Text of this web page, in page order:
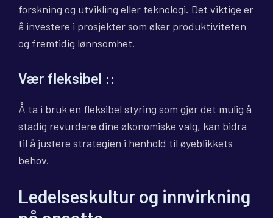
forskning og utvikling eller teknologi. Det viktige er
å investere i prosjekter som øker produktiviteten
og fremtidig lønnsomhet.
Vær fleksibel ::
Å ta i bruk en fleksibel styring som gjør det mulig å
stadig revurdere dine økonomiske valg, kan bidra
til å justere strategien i henhold til øyeblikkets
behov.
Ledelseskultur og innvirkning